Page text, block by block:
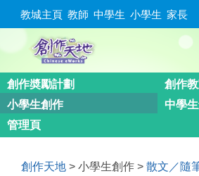
教城主頁 教師 中學生 小學生 家長
創作奬勵計劃
創作
小學生創作
中學
管理頁
創作天地 > 小學生創作 > 散文／隨